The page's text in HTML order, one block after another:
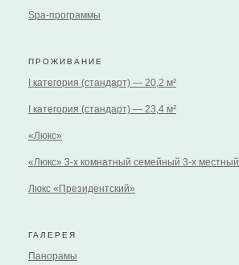
Spa-программы
ПРОЖИВАНИЕ
I категория (стандарт) — 20,2 м²
I категория (стандарт) — 23,4 м²
«Люкс»
«Люкс» 3-х комнатный семейный 3-х местный
Люкс «Президентский»
ГАЛЕРЕЯ
Панорамы